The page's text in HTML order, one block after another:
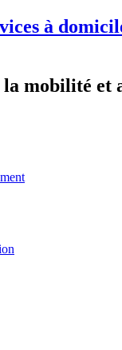
mobilité et